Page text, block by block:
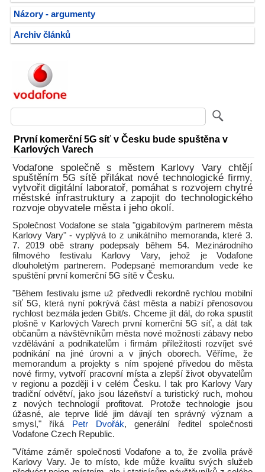
Názory - argumenty
Archiv článků
První komerční 5G síť v Česku bude spuštěna v
Karlových Varech
Vodafone společně s městem Karlovy Vary chtějí
spuštěním 5G sítě přilákat nové technologické firmy,
vytvořit digitální laboratoř, pomáhat s rozvojem chytré
městské infrastruktury a zapojit do technologického
rozvoje obyvatele města i jeho okolí.
Společnost Vodafone se stala "gigabitovým partnerem města
Karlovy Vary" - vyplývá to z unikátního memoranda, které 3.
7. 2019 obě strany podepsaly během 54. Mezinárodního
filmového festivalu Karlovy Vary, jehož je Vodafone
dlouholetým partnerem. Podepsané memorandum vede ke
spuštění první komerční 5G sítě v Česku.
"Během festivalu jsme už předvedli rekordně rychlou mobilní
síť 5G, která nyní pokrývá část města a nabízí přenosovou
rychlost bezmála jeden Gbit/s. Chceme jít dál, do roka spustit
plošně v Karlových Varech první komerční 5G síť, a dát tak
občanům a návštěvníkům města nové možnosti zábavy nebo
vzdělávání a podnikatelům i firmám příležitosti rozvíjet své
podnikání na jiné úrovni a v jiných oborech. Věříme, že
memorandum a projekty s ním spojené přivedou do města
nové firmy, vytvoří pracovní místa a zlepší život obyvatelům
v regionu a později i v celém Česku. I tak pro Karlovy Vary
tradiční odvětví, jako jsou lázeňství a turistický ruch, mohou
z nových technologií profitovat. Protože technologie jsou
úžasné, ale teprve lidé jim dávají ten správný význam a
smysl," říká
Petr Dvořák, generální ředitel společnosti
Vodafone Czech Republic.
"Vítáme záměr společnosti Vodafone a to, že zvolila právě
Karlovy Vary. Je to místo, kde může kvalitu svých služeb